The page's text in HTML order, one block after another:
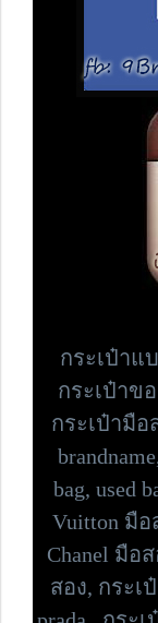
กระเป๋าแ
กระเป๋าข
กระเป๋ามือ
bag, used
Vuitton มือ
Chanel มือ
สอง, กระเ